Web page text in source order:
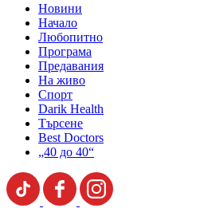
Новини
Начало
Любопитно
Програма
Предавания
На живо
Спорт
Darik Health
Търсене
Best Doctors
„40 до 40“